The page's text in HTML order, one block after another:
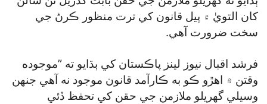
کان التويٰ ۾ پيل قانون کي ترت منظور ڪرڻ جي
سخت ضرورت آهي.
فرشد اقبال نيوز لينز پاڪستان کي ٻڌايو ته ”موجوده
وقتن ۾ اهڙو ڪو به ڪارآمد قانون موجود نه آهي جنهن
وسيلي گھريلو ملازمن جي حقن کي تحفظ ڏئي